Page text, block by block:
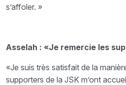
s’affoler. »
Asselah : «Je remercie les
«Je suis très satisfait de la
supporters de la JSK m’ont